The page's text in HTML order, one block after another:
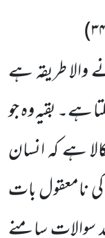
والا طریقہ ہے
ہے۔ بقیہ وہ جو
ہے کہ انسان
نامعقول بات
سوالات سامنے